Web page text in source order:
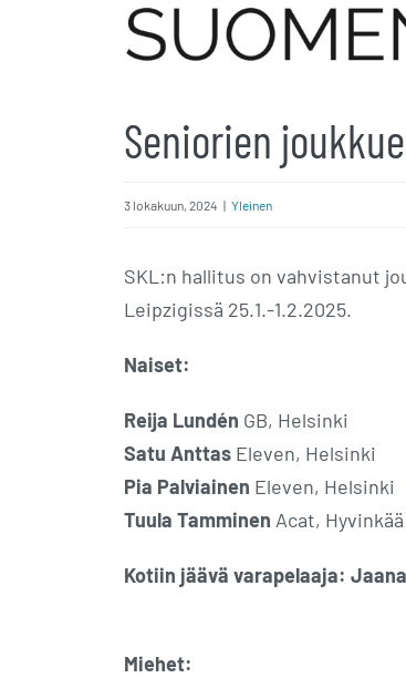
Seniorien
3 lokakuun, 2024 | Yleinen
SKL:n hallitus on vahvistanut
Leipzigissä 25.1.-1.2.2025.
Naiset:
Reija Lundén GB, Helsinki
Satu Anttas Eleven, Helsinki
Pia Palviainen Eleven, Helsinki
Tuula Tamminen Acat, Hyvinkää
Kotiin jäävä varapelaaja:
Miehet: